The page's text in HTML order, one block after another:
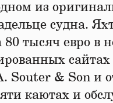
из
судна.
80 тысяч евро
Souter & Son и
каютах и